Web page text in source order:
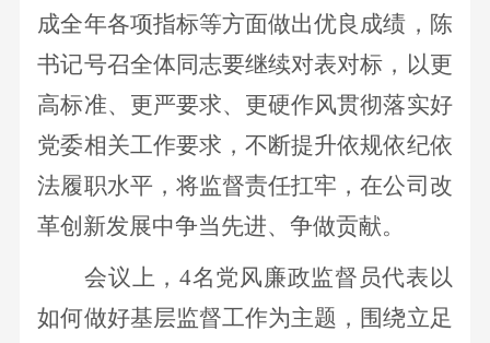
成全年各项指标等方面做出优良成绩，陈
书记号召全体同志要继续对表对标，以更
高标准、更严要求、更硬作风贯彻落实好
党委相关工作要求，不断提升依规依纪依
法履职水平， 将监督责任扛牢，在公司改
革创新发展中争当先进、争做贡献。
会议上，4名党风廉政监督员代表以
如何做好基层监督工作为主题，围绕立足